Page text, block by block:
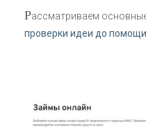
Рассматриваем
проверки идеи до